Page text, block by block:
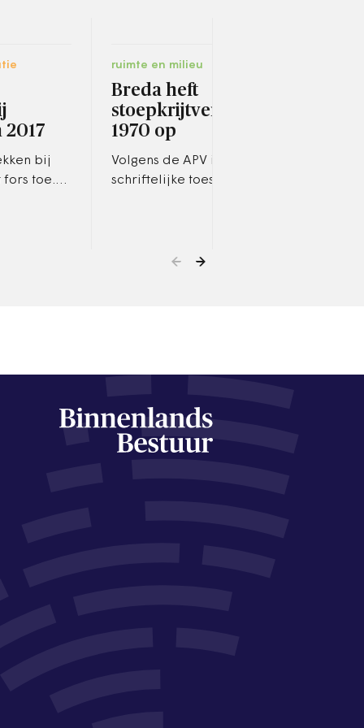
2017
bij
fors toe.
ruimte en milieu
Breda heft
stoepkrijtverbod uit
1970 op
Volgens de APV is het zonder
schriftelijke toestemming